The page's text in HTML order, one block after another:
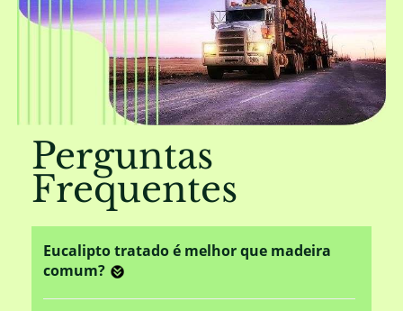
Perguntas
Frequentes
Eucalipto tratado é melhor que madeira
comum?